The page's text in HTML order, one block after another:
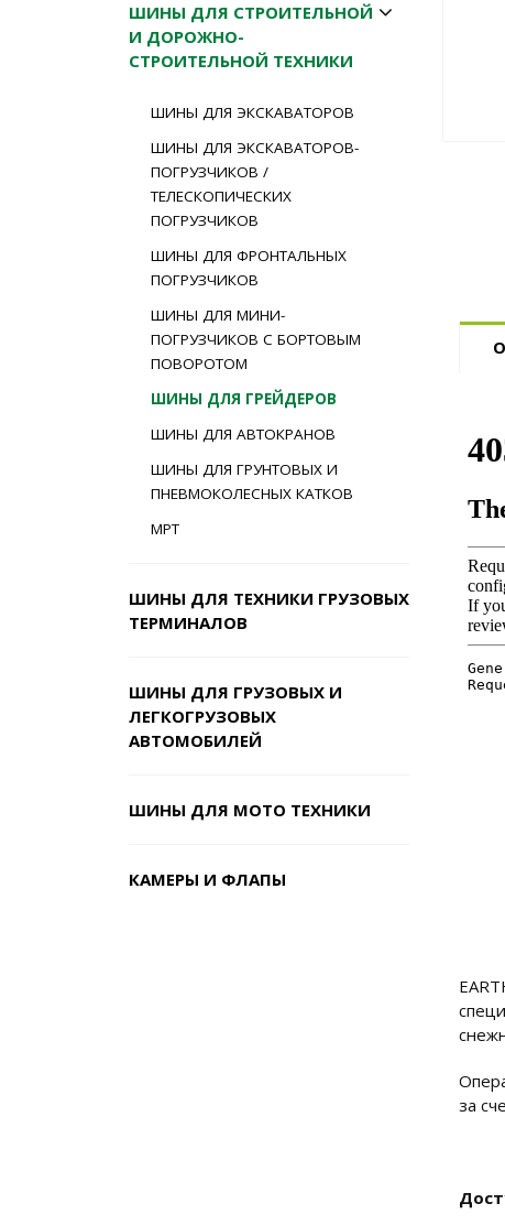
ШИНЫ ДЛЯ СТРОИТЕЛЬНОЙ
И ДОРОЖНО-
СТРОИТЕЛЬНОЙ ТЕХНИКИ
ШИНЫ ДЛЯ ЭКСКАВАТОРОВ
ШИНЫ ДЛЯ ЭКСКАВАТОРОВ-
ПОГРУЗЧИКОВ /
ТЕЛЕСКОПИЧЕСКИХ
ПОГРУЗЧИКОВ
ШИНЫ ДЛЯ ФРОНТАЛЬНЫХ
ПОГРУЗЧИКОВ
ШИНЫ ДЛЯ МИНИ-
ПОГРУЗЧИКОВ С БОРТОВЫМ
ПОВОРОТОМ
ШИНЫ ДЛЯ ГРЕЙДЕРОВ
ШИНЫ ДЛЯ АВТОКРАНОВ
ШИНЫ ДЛЯ ГРУНТОВЫХ И
ПНЕВМОКОЛЕСНЫХ КАТКОВ
MPT
ШИНЫ ДЛЯ ТЕХНИКИ ГРУЗОВЫХ
ТЕРМИНАЛОВ
ШИНЫ ДЛЯ ГРУЗОВЫХ И
ЛЕГКОГРУЗОВЫХ
АВТОМОБИЛЕЙ
ШИНЫ ДЛЯ МОТО ТЕХНИКИ
КАМЕРЫ И ФЛАПЫ
за